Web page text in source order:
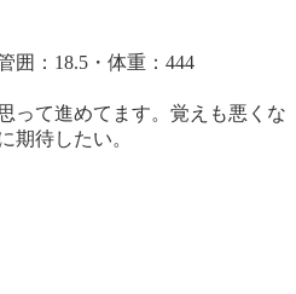
囲：18.5・体重：444
って進めてます。覚えも悪くな
期待したい。